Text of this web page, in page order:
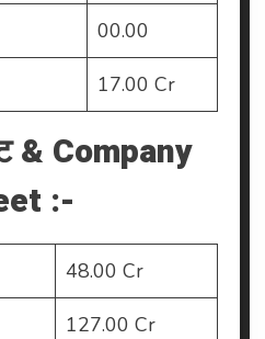
00.00
17.00 Cr
& Company
:-
48.00 Cr
127.00 Cr